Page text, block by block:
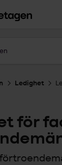
Ledighet
för